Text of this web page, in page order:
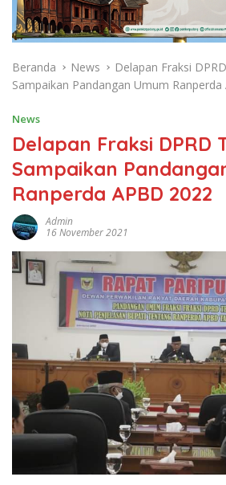
Beranda News
Delapan Fraksi
Sampaikan Pandangan Umum
News
Delapan Fraksi DPRD
Sampaikan
Ranperda APBD 2022
Admin
16 November 2021